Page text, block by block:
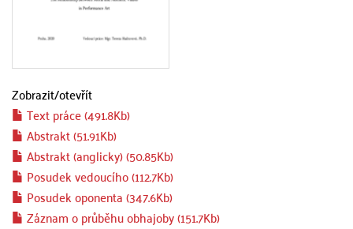
Zobrazit/otevřít
Text práce (491.8Kb)
Abstrakt (51.91Kb)
Abstrakt (anglicky) (50.85Kb)
Posudek vedoucího (112.7Kb)
Posudek oponenta (347.6Kb)
Záznam o průběhu obhajoby (151.7Kb)